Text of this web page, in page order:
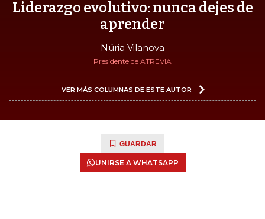
Liderazgo evolutivo: nunca dejes de
aprender
Núria Vilanova
Presidente de ATREVIA
VER MÁS COLUMNAS DE ESTE AUTOR
GUARDAR
UNIRSE A WHATSAPP